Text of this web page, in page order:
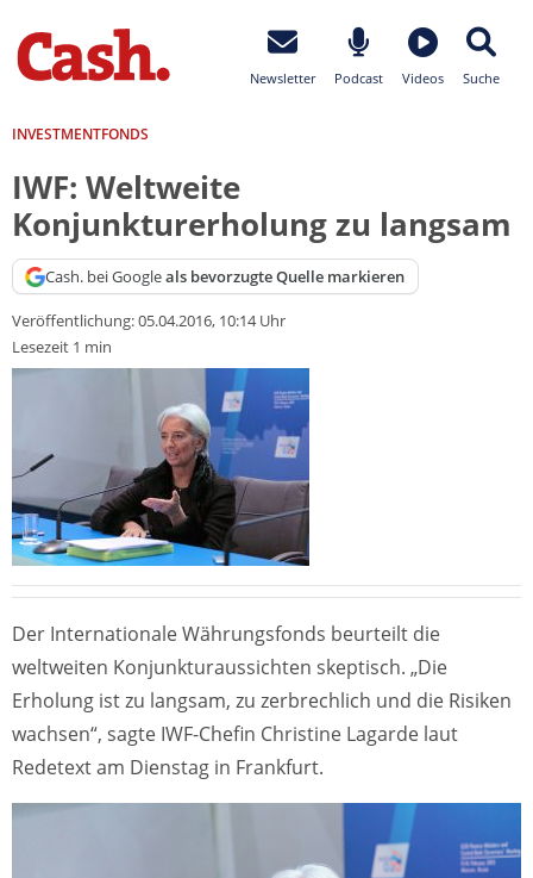
Newsletter Podcast Videos Suche
INVESTMENTFONDS
IWF: Weltweite
Konjunkturerholung zu langsam
Cash. bei Googleals bevorzugte Quelle markieren
Veröffentlichung:05.04.2016, 10:14 Uhr
Lesezeit 1 min
Der Internationale Währungsfonds beurteilt die
weltweiten Konjunkturaussichten skeptisch. „Die
Erholung ist zu langsam, zu zerbrechlich und die Risiken
wachsen“, sagte IWF-Chefin Christine Lagarde laut
Redetext am Dienstag in Frankfurt.